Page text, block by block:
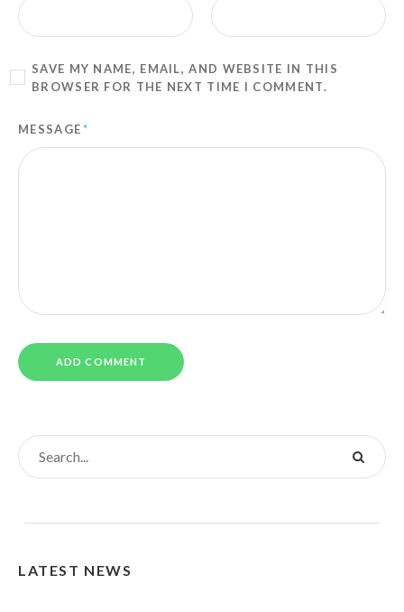
SAVE MY NAME, EMAIL, AND WEBSITE IN THIS
BROWSER FOR THE NEXT TIME I COMMENT.
MESSAGE*
LATEST NEWS